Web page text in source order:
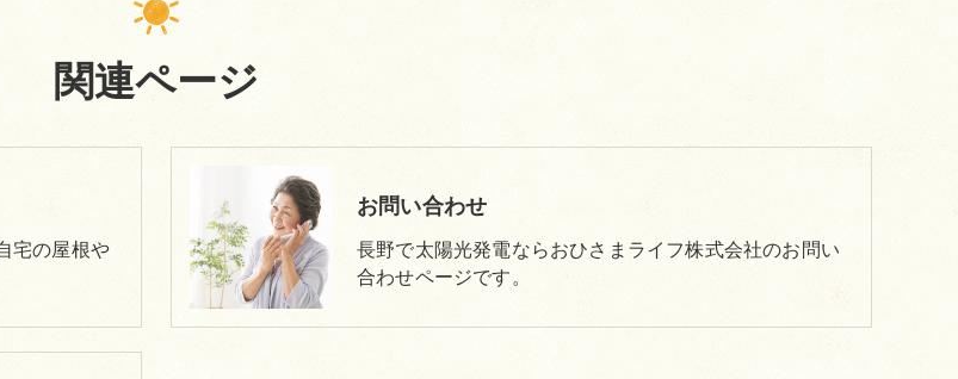
関連ページ
宅の屋根や
お問い合わせ
長野で太陽光発電ならおひさまライフ株式会社のお問い
合わせページです。